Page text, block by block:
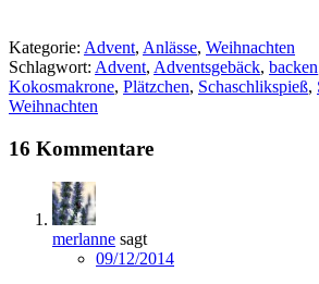
Kategorie: Advent, Anlässe, Weihnachten
Schlagwort: Advent, Adventsgebäck, backen
Kokosmakrone, Plätzchen, Schaschlikspieß,
Weihnachten
16 Kommentare
merlanne sagt
09/12/2014